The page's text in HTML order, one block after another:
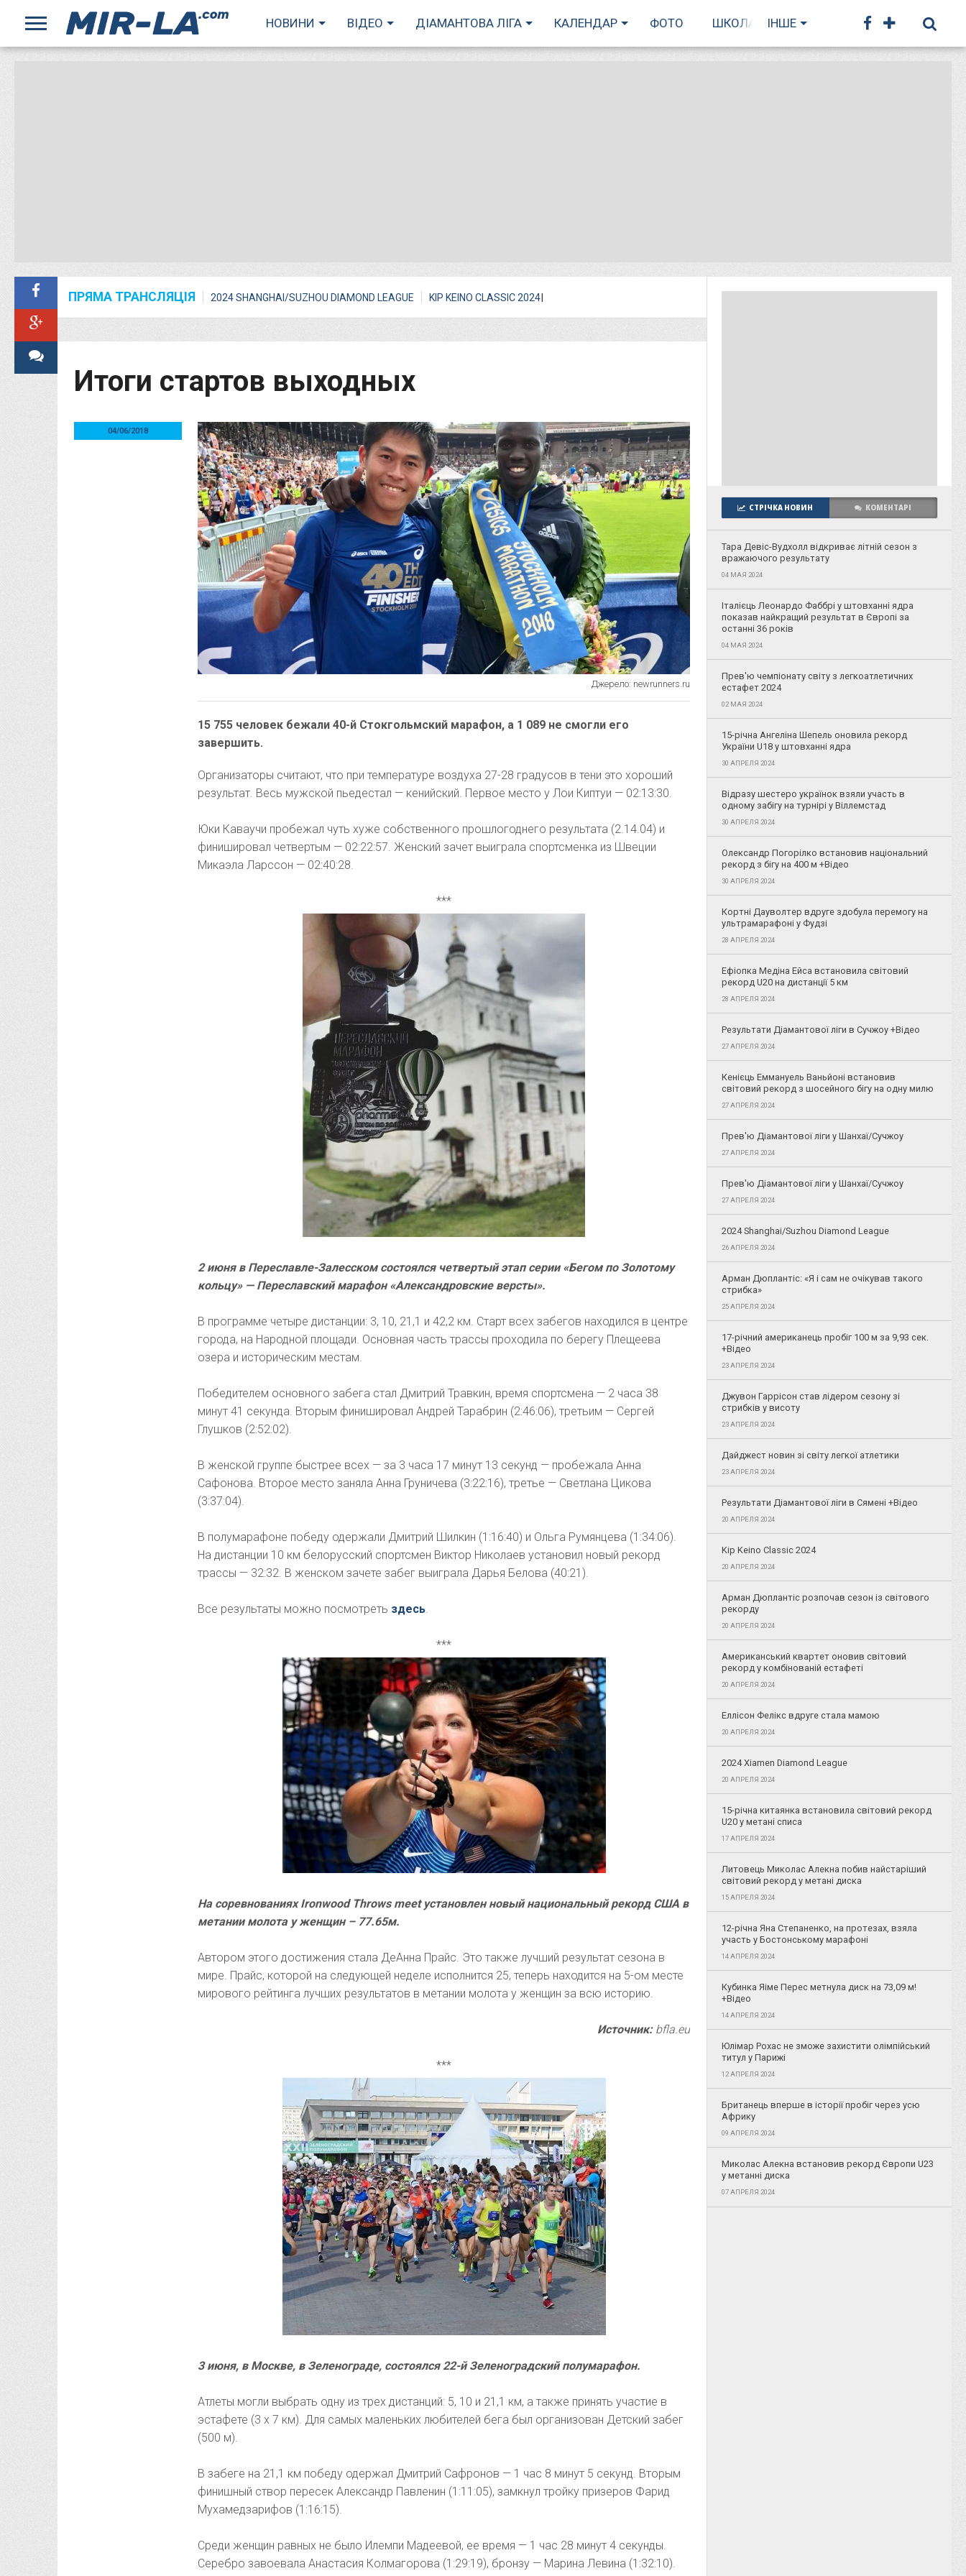
НОВИНИ ВІДЕО ДІАМАНТОВА ЛІГА КАЛЕНДАР ФОТО ШКОЛА БІГУ
ІНШЕ
ПРЯМА ТРАНСЛЯЦІЯ 2024 SHANGHAI/SUZHOU DIAMOND LEAGUE I
KIP KEINO CLASSIC 2024
Итоги стартов выходных
Джерело: newrunners.ru
15 755 человек бежали 40-й Стокгольмский марафон, а 1 089 не смогли его
завершить.
Организаторы считают, что при температуре воздуха 27-28 градусов в тени это хороший
результат. Весь мужской пьедестал — кенийский. Первое место у Лои Киптуи — 02:13:30.
Юки Каваучи пробежал чуть хуже собственного прошлогоднего результата (2.14.04) и
финишировал четвертым — 02:22:57. Женский зачет выиграла спортсменка из Швеции
Микаэла Ларссон — 02:40:28.
***
2 июня в Переславле-Залесском состоялся четвертый этап серии «Бегом по Золотому
кольцу» — Переславский марафон «Александровские версты».
В программе четыре дистанции: 3, 10, 21,1 и 42,2 км. Старт всех забегов находился в центре
города, на Народной площади. Основная часть трассы проходила по берегу Плещеева
озера и историческим местам.
Победителем основного забега стал Дмитрий Травкин, время спортсмена — 2 часа 38
минут 41 секунда. Вторым финишировал Андрей Тарабрин (2:46:06), третьим — Сергей
Глушков (2:52:02).
В женской группе быстрее всех — за 3 часа 17 минут 13 секунд — пробежала Анна
Сафонова. Второе место заняла Анна Груничева (3:22:16), третье — Светлана Цикова
(3:37:04).
В полумарафоне победу одержали Дмитрий Шилкин (1:16:40) и Ольга Румянцева (1:34:06).
На дистанции 10 км белорусский спортсмен Виктор Николаев установил новый рекорд
трассы — 32:32. В женском зачете забег выиграла Дарья Белова (40:21).
Все результаты можно посмотреть здесь.
***
На соревнованиях Ironwood Throws meet установлен новый национальный рекорд США в
метании молота у женщин – 77.65м.
Автором этого достижения стала ДеАнна Прайс. Это также лучший результат сезона в
мире. Прайс, которой на следующей неделе исполнится 25, теперь находится на 5-ом месте
мирового рейтинга лучших результатов в метании молота у женщин за всю историю.
Источник: bfla.eu
***
3 июня, в Москве, в Зеленограде, состоялся 22-й Зеленоградский полумарафон.
Атлеты могли выбрать одну из трех дистанций: 5, 10 и 21,1 км, а также принять участие в
эстафете (3 х 7 км). Для самых маленьких любителей бега был организован Детский забег
(500 м).
В забеге на 21,1 км победу одержал Дмитрий Сафронов — 1 час 8 минут 5 секунд. Вторым
финишный створ пересек Александр Павленин (1:11:05), замкнул тройку призеров Фарид
Мухамедзарифов (1:16:15).
Среди женщин равных не было Илемпи Мадеевой, ее время — 1 час 28 минут 4 секунды.
Серебро завоевала Анастасия Колмагорова (1:29:19), бронзу — Марина Левина (1:32:10).
04/06/2018
СТРІЧКА НОВИН КОМЕНТАРІ
Тара Девіс-Вудхолл відкриває літній сезон з
вражаючого результату
04 МАЯ 2024
Італієць Леонардо Фаббрі у штовханні ядра
показав найкращий результат в Європі за
останні 36 років
04 МАЯ 2024
Прев'ю чемпіонату світу з легкоатлетичних
естафет 2024
02 МАЯ 2024
15-річна Ангеліна Шепель оновила рекорд
України U18 у штовханні ядра
30 АПРЕЛЯ 2024
Відразу шестеро українок взяли участь в
одному забігу на турнірі у Віллемстад
30 АПРЕЛЯ 2024
Олександр Погорілко встановив національний
рекорд з бігу на 400 м +Відео
30 АПРЕЛЯ 2024
Кортні Дауволтер вдруге здобула перемогу на
ультрамарафоні у Фудзі
28 АПРЕЛЯ 2024
Ефіопка Медіна Ейса встановила світовий
рекорд U20 на дистанції 5 км
28 АПРЕЛЯ 2024
Результати Діамантової ліги в Сучжоу +Відео
27 АПРЕЛЯ 2024
Кенієць Еммануель Ваньйоні встановив
світовий рекорд з шосейного бігу на одну милю
27 АПРЕЛЯ 2024
Прев'ю Діамантової ліги у Шанхаї/Сучжоу
27 АПРЕЛЯ 2024
Прев'ю Діамантової ліги у Шанхаї/Сучжоу
27 АПРЕЛЯ 2024
2024 Shanghai/Suzhou Diamond League
26 АПРЕЛЯ 2024
Арман Дюплантіс: «Я і сам не очікував такого
стрибка»
25 АПРЕЛЯ 2024
17-річний американець пробіг 100 м за 9,93 сек.
+Відео
23 АПРЕЛЯ 2024
Джувон Гаррісон став лідером сезону зі
стрибків у висоту
23 АПРЕЛЯ 2024
Дайджест новин зі світу легкої атлетики
23 АПРЕЛЯ 2024
Результати Діамантової ліги в Сямені +Відео
20 АПРЕЛЯ 2024
Kip Keino Classic 2024
20 АПРЕЛЯ 2024
Арман Дюплантіс розпочав сезон із світового
рекорду
20 АПРЕЛЯ 2024
Американський квартет оновив світовий
рекорд у комбінованій естафеті
20 АПРЕЛЯ 2024
Еллісон Фелікс вдруге стала мамою
20 АПРЕЛЯ 2024
2024 Xiamen Diamond League
20 АПРЕЛЯ 2024
15-річна китаянка встановила світовий рекорд
U20 у метані списа
17 АПРЕЛЯ 2024
Литовець Миколас Алекна побив найстаріший
світовий рекорд у метані диска
15 АПРЕЛЯ 2024
12-річна Яна Степаненко, на протезах, взяла
участь у Бостонському марафоні
14 АПРЕЛЯ 2024
Кубинка Яіме Перес метнула диск на 73,09 м!
+Відео
14 АПРЕЛЯ 2024
Юлімар Рохас не зможе захистити олімпійський
титул у Парижі
12 АПРЕЛЯ 2024
Британець вперше в історії пробіг через усю
Африку
09 АПРЕЛЯ 2024
Миколас Алекна встановив рекорд Європи U23
у метанні диска
07 АПРЕЛЯ 2024